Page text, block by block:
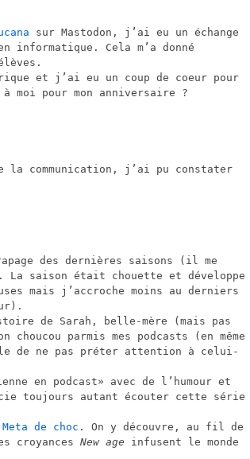
sur Mastodon, j’ai eu un échange
informatique. Cela m’a donné
et j’ai eu un coup de coeur pour
moi pour mon anniversaire ?
la communication, j’ai pu constater
des dernières saisons (il me
La saison était chouette et développe
mais j’accroche moins au derniers
de Sarah, belle-mère (mais pas
parmis mes podcasts (en même
de ne pas préter attention à celui-
en podcast
avec de l’humour et
toujours autant écouter cette série
Meta de choc . On y découvre, au fil de
croyances New age infusent le monde